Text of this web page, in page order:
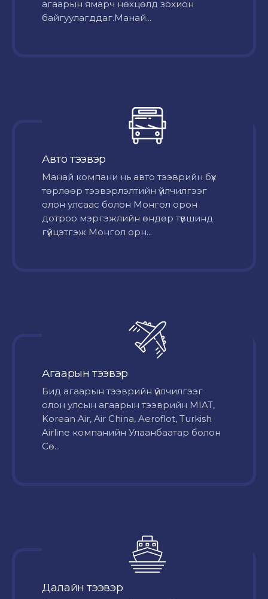
агаарын ямарч нөхцөлд зохион
байгуулагддаг.Манай...
Авто тээвэр
Mанай компани нь авто тээврийн бүх
төрлөөр тээвэрлэлтийн үйлчилгээг
олон улсаас болон Монгол орон
дотроо мэргэжлийн өндөр түвшинд
гүйцэтгэж Монгол орн...
Агаарын тээвэр
Бид агаарын тээврийн үйлчилгээг
олон улсын агаарын тээврийн MIAT,
Korean Air, Air China, Aeroflot, Turkish
Airline компанийн Улаанбаатар болон
Сө...
Далайн тээвэр